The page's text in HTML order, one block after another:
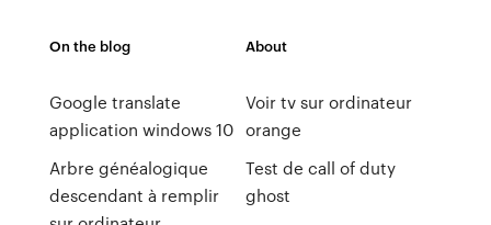
On the blog
Google translate
application windows 10
Arbre généalogique
descendant à remplir
About
Voir tv sur ordinateur
orange
Test de call of duty
ghost